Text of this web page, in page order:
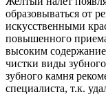
образовываться от
искусственными
повышенного
высоким
чистки виды
зубного камня
специалиста, т.к.